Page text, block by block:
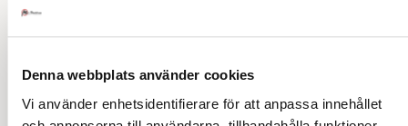
Denna webbplats använder cookies
Vi använder enhetsidentifierare för att anpassa innehållet
konfekt.
Presenter till barn, små leksaker, klistermärken
eller godis är populärt.